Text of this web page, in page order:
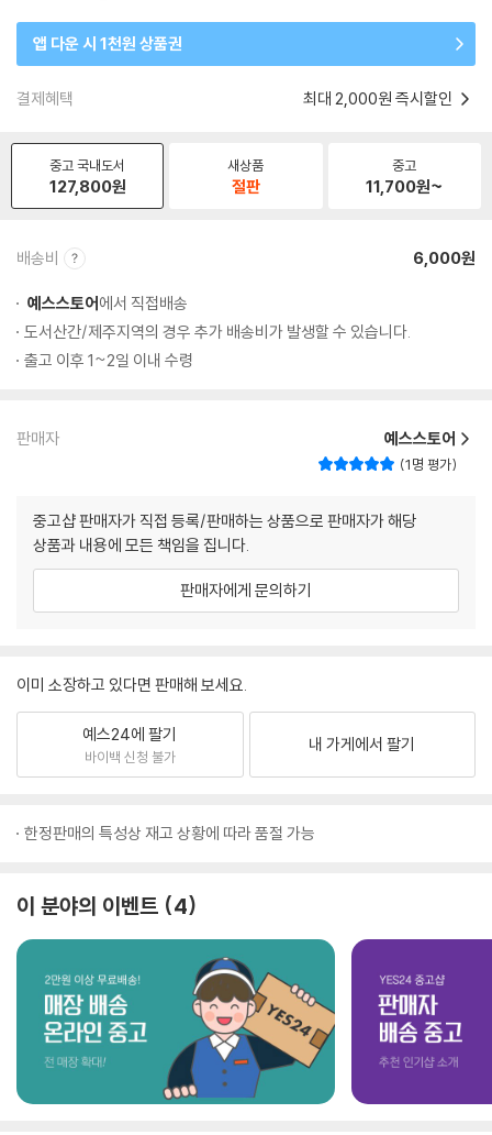
앱 다운 시 1천원 상품권
결제혜택 최대 2,000원 즉시할인
중고 국내도서
127,800원
새상품
절판
중고
11,700원~
배송비 6,000원
예스스토어에서 직접배송
도서산간/제주지역의 경우 추가 배송비가 발생할 수 있습니다.
출고 이후 1~2일 이내 수령
판매자 예스스토어
1명 평가
중고샵 판매자가 직접 등록/판매하는 상품으로 판매자가 해당
상품과 내용에 모든 책임을 집니다.
판매자에게 문의하기
이미 소장하고 있다면 판매해 보세요.
예스24에 팔기
바이백 신청 불가
내 가게에서 팔기
한정판매의 특성상 재고 상황에 따라 품절 가능
이 분야의 이벤트 4